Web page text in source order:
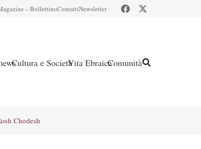
– BollettinoContattiNewsletter
Cultura e SocietàVita EbraicaComunità
Chodesh